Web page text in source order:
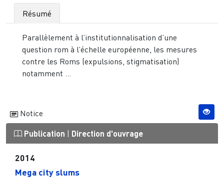
Résumé
Parallèlement à l’institutionnalisation d’une
question rom à l’échelle européenne, les mesures
contre les Roms (expulsions, stigmatisation)
notamment ...
Notice
Publication | Direction d'ouvrage
2014
Mega city slums